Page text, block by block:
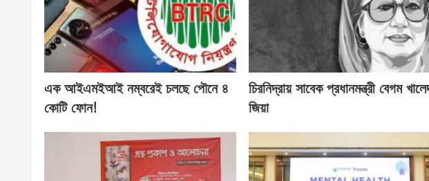
এক আইএমইআই নম্বরেই চলছে পৌনে ৪
কোটি ফোন!
চিরনিদ্রায় সাবেক প্রধানমন্ত্রী বেগম
জিয়া